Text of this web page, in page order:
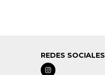
REDES SOCIALES